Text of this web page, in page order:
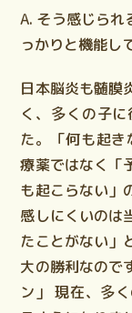
A. そう感じられ
っかりと機能し
日本脳炎も髄膜
く、多くの子
た。
「何も起
療薬ではなく「
も起こらない」
感しにくいのは
たことがない」
大の勝利なので
ン」 現在、多